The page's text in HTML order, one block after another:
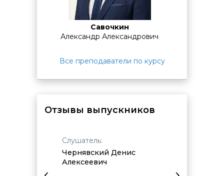
Она может проходить в виде теста на
последнем занятии или основываться на результатах
выполнения практических заданий в ходе курса.
Савочкин
Александр Александрович
Все преподаватели по курсу
Отзывы выпускников
Слушатель:
Чернявский Денис
Алексеевич